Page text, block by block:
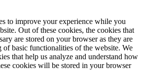
to improve your experience while you
Out of these cookies, the cookies that
are stored on your browser as they are
of basic functionalities of the website. We
that help us analyze and understand how
cookies will be stored in your browser